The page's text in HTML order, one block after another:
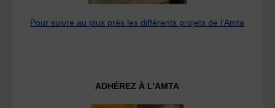
Pour suivre au plus près les différents projets de l’Amta
ADHÉREZ À L’AMTA